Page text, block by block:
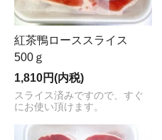
紅茶鴨ローススライス
500ｇ
1,810円(内税)
スライス済みですので、すぐ
にお使い頂けます。